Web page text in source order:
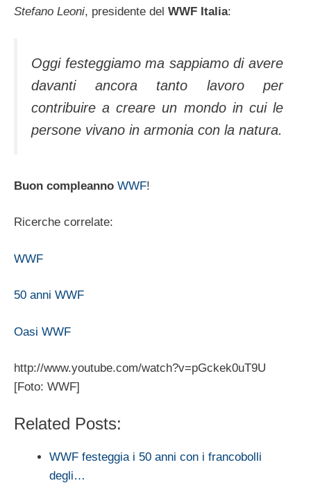
Stefano Leoni, presidente del WWF Italia:
Oggi festeggiamo ma sappiamo di avere
davanti ancora tanto lavoro per
contribuire a creare un mondo in cui le
persone vivano in armonia con la natura.
Buon compleanno WWF!
Ricerche correlate:
WWF
50 anni WWF
Oasi WWF
http://www.youtube.com/watch?v=pGckek0uT9U
[Foto: WWF]
Related Posts:
WWF festeggia i 50 anni con i francobolli
degli…